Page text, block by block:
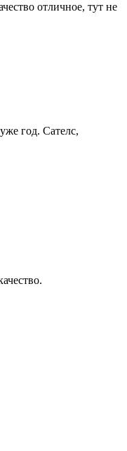
отличное, тут не
год. Сателс,